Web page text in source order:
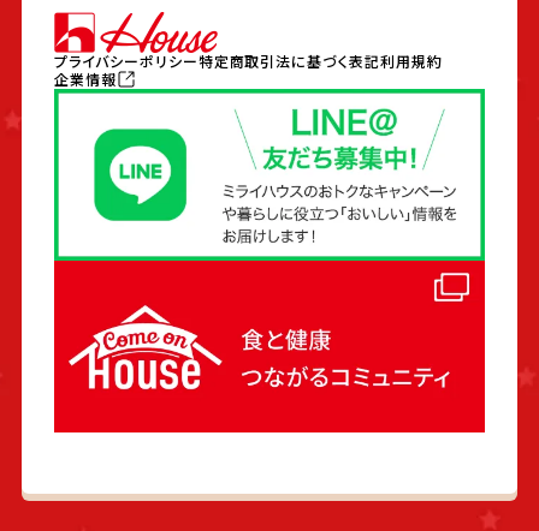
プライバシーポリシー特定商取引法に基づく表記利用規約
企業情報